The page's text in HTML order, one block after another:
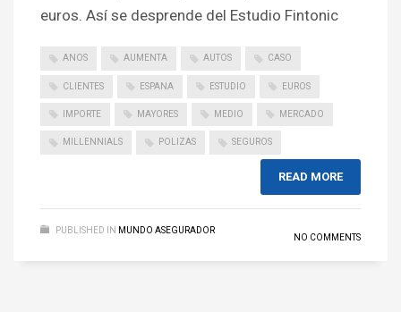
euros. Así se desprende del Estudio Fintonic
ANOS AUMENTA AUTOS CASO
CLIENTES ESPANA ESTUDIO EUROS
IMPORTE MAYORES MEDIO MERCADO
MILLENNIALS POLIZAS SEGUROS
READ MORE
PUBLISHED IN MUNDO ASEGURADOR
NO COMMENTS